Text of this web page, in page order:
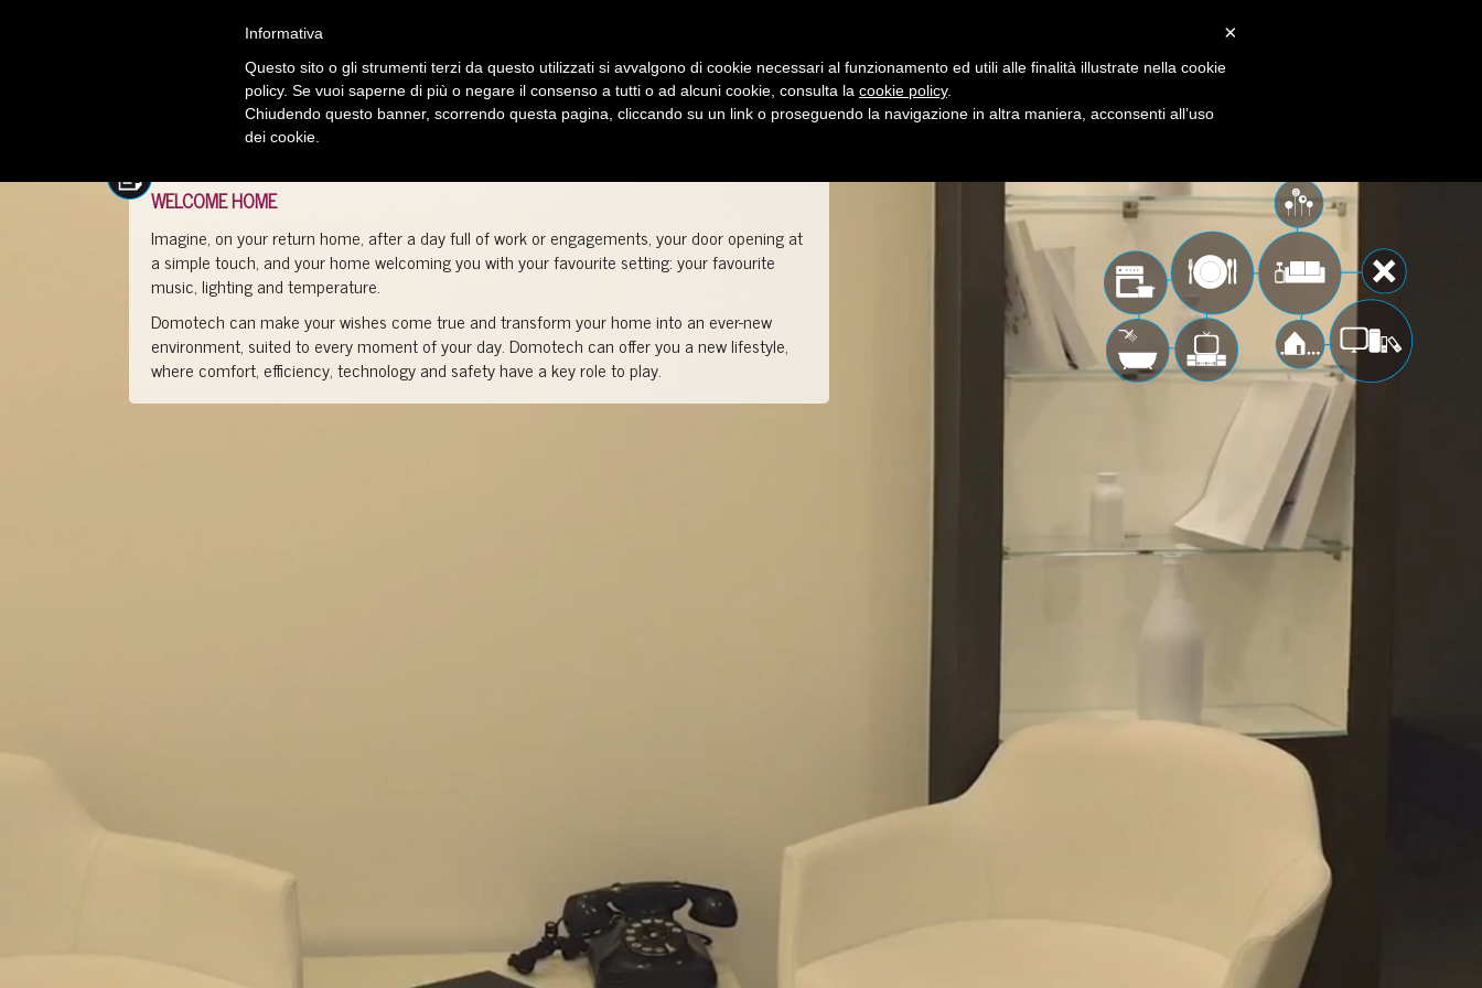
who we are showroom products & solutions media
WELCOME HOME
Imagine, on your return home, after a day full of work or engagements, your door opening at
a simple touch, and your home welcoming you with your favourite setting: your favourite
music, lighting and temperature.
Domotech can make your wishes come true and transform your home into an ever-new
environment, suited to every moment of your day. Domotech can offer you a new lifestyle,
where comfort, efficiency, technology and safety have a key role to play.
×
Informativa
Questo sito o gli strumenti terzi da questo utilizzati si avvalgono di cookie necessari al funzionamento ed utili alle finalità illustrate nella cookie
policy. Se vuoi saperne di più o negare il consenso a tutti o ad alcuni cookie, consulta la cookie policy.
Chiudendo questo banner, scorrendo questa pagina, cliccando su un link o proseguendo la navigazione in altra maniera, acconsenti all’uso
dei cookie.